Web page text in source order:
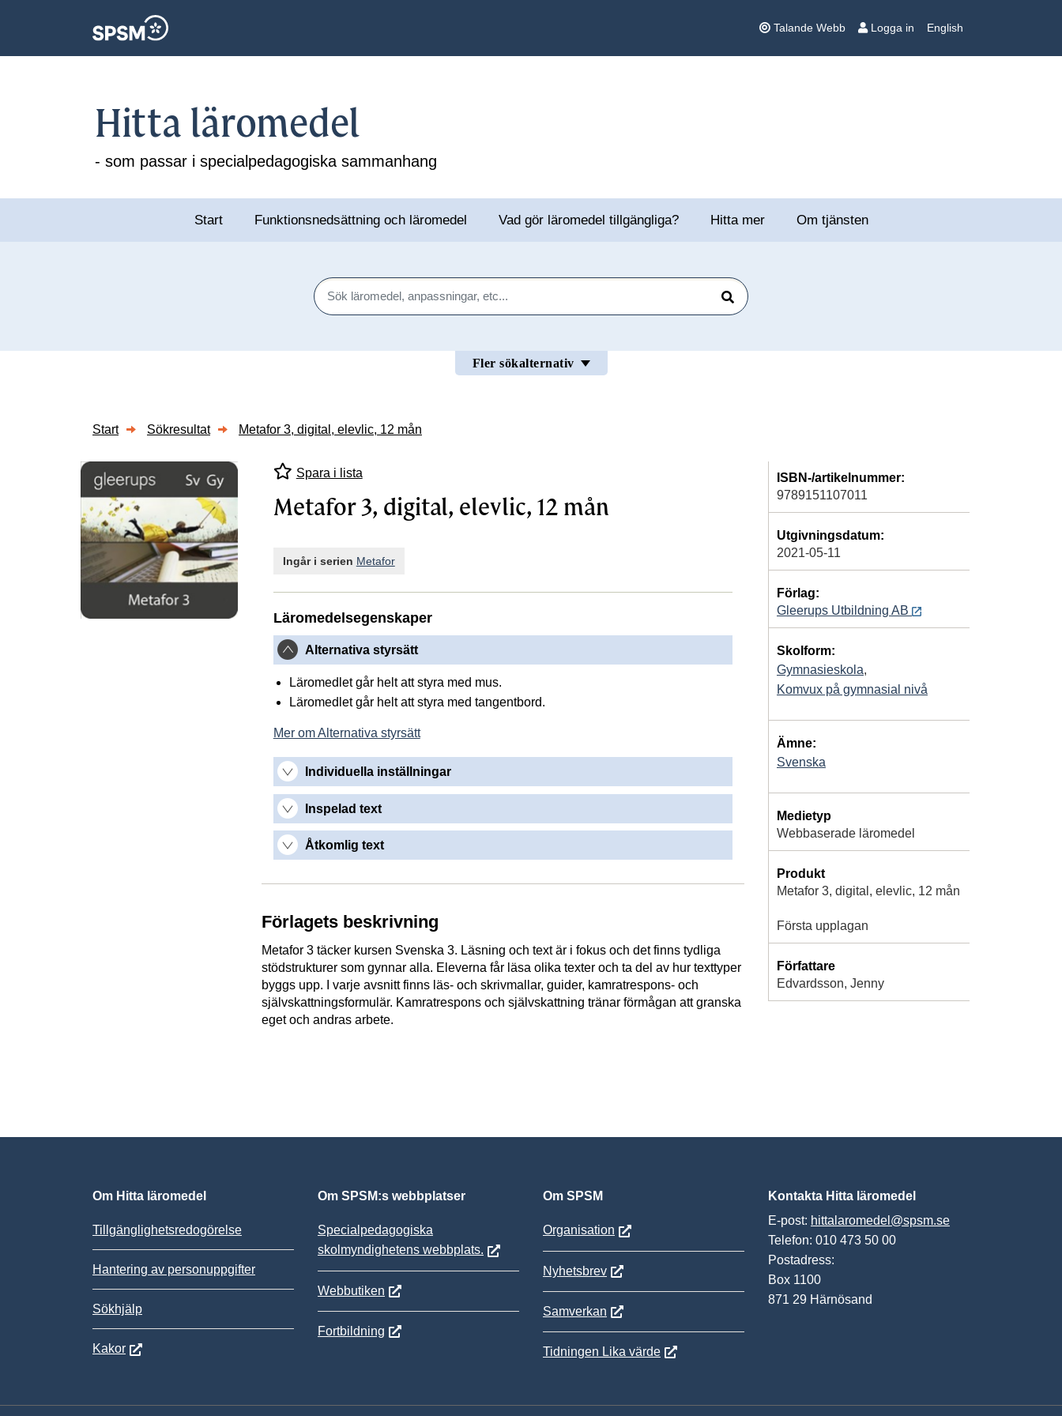
Talande Webb Logga in English
Hitta läromedel
- som passar i specialpedagogiska sammanhang
Start Funktionsnedsättning och läromedel Vad gör läromedel tillgängliga? Hitta mer Om tjänsten
Sök
Sök
Fler sökalternativ
Start Sökresultat Metafor 3, digital, elevlic, 12 mån
Spara i lista
Metafor 3, digital, elevlic, 12 mån
Ingår i serien Metafor
Läromedelsegenskaper
Alternativa styrsätt
Läromedlet går helt att styra med mus.
Läromedlet går helt att styra med tangentbord.
Mer om Alternativa styrsätt
Individuella inställningar
Inspelad text
Åtkomlig text
Förlagets beskrivning
Metafor 3 täcker kursen Svenska 3. Läsning och text är i fokus och det finns tydliga
stödstrukturer som gynnar alla. Eleverna får läsa olika texter och ta del av hur texttyper
byggs upp. I varje avsnitt finns läs- och skrivmallar, guider, kamratrespons- och
självskattningsformulär. Kamratrespons och självskattning tränar förmågan att granska
eget och andras arbete.
ISBN-/artikelnummer:
9789151107011
Utgivningsdatum:
2021-05-11
Förlag:
Gleerups Utbildning AB
Skolform:
Gymnasieskola,
Komvux på gymnasial nivå
Ämne:
Svenska
Medietyp
Webbaserade läromedel
Produkt
Metafor 3, digital, elevlic, 12 mån
Första upplagan
Författare
Edvardsson, Jenny
Om Hitta läromedel
Tillgänglighetsredogörelse
Hantering av personuppgifter
Sökhjälp
Kakor
Om SPSM:s webbplatser
Specialpedagogiska
skolmyndighetens webbplats.
Webbutiken
Fortbildning
Om SPSM
Organisation
Nyhetsbrev
Samverkan
Tidningen Lika värde
Kontakta Hitta läromedel
E-post: hittalaromedel@spsm.se
Telefon: 010 473 50 00
Postadress:
Box 1100
871 29 Härnösand